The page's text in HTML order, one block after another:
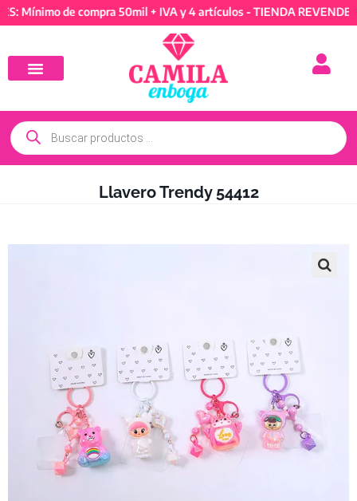
Mínimo de compra 50mil + IVA y 4 artículos - TIENDA
Llavero Trendy 54412